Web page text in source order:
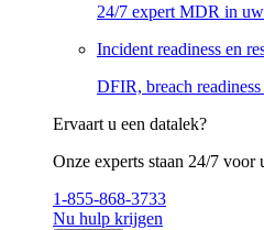
24/7 expert MDR in
Incident readiness en
DFIR, breach readiness
Ervaart u een datalek?
Onze experts staan 24/7 voor
1-855-868-3733
Nu hulp krijgen